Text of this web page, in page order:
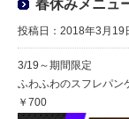
春休みメニュ
投稿日：2018年3月19
3/19～期間限定
ふわふわのスフレパン
￥700